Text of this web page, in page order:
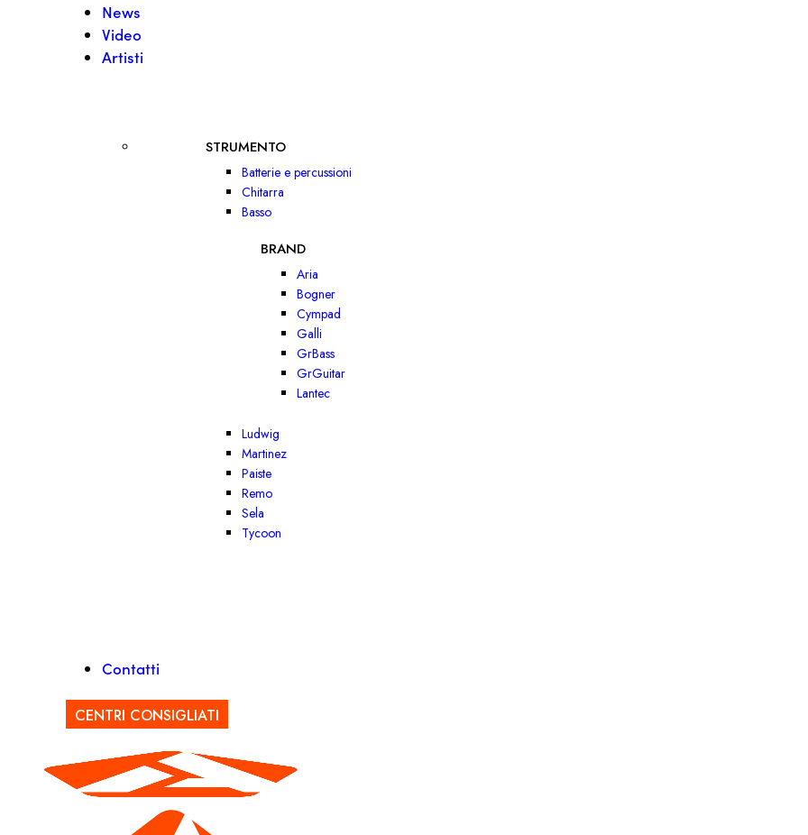
News
Video
Artisti
STRUMENTO
Batterie e percussioni
Chitarra
Basso
BRAND
Aria
Bogner
Cympad
Galli
GrBass
GrGuitar
Lantec
Ludwig
Martinez
Paiste
Remo
Sela
Tycoon
Contatti
CENTRI CONSIGLIATI